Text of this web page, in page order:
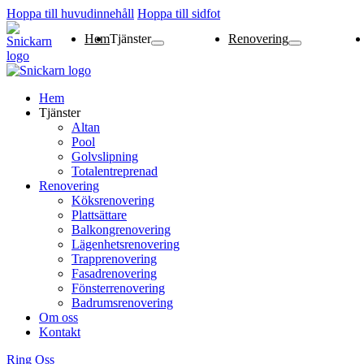
Hoppa till huvudinnehåll Hoppa till sidfot
HemTjänsterAltan
Pool
Golvslipning
Totalentreprenad RenoveringKöksrenovering
Plattsättare
Balkongrenovering
Trapprenovering
Fasadrenovering
Fönsterrenovering
Badrumsrenovering
Hem
Tjänster
Altan
Pool
Golvslipning
Totalentreprenad
Renovering
Köksrenovering
Plattsättare
Balkongrenovering
Lägenhetsrenovering
Trapprenovering
Fasadrenovering
Fönsterrenovering
Badrumsrenovering
Om oss
Kontakt
Ring Oss